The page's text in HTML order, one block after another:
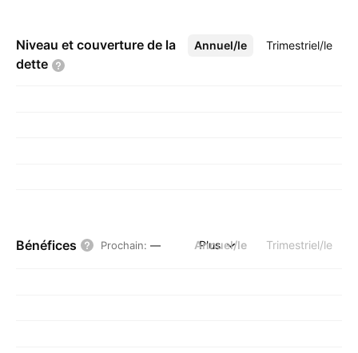
Niveau et couverture de la
dette
Annuel/le Trimestriel/le
Plus
Bénéfices Prochain: — Annuel/le Trimestriel/le
Plus